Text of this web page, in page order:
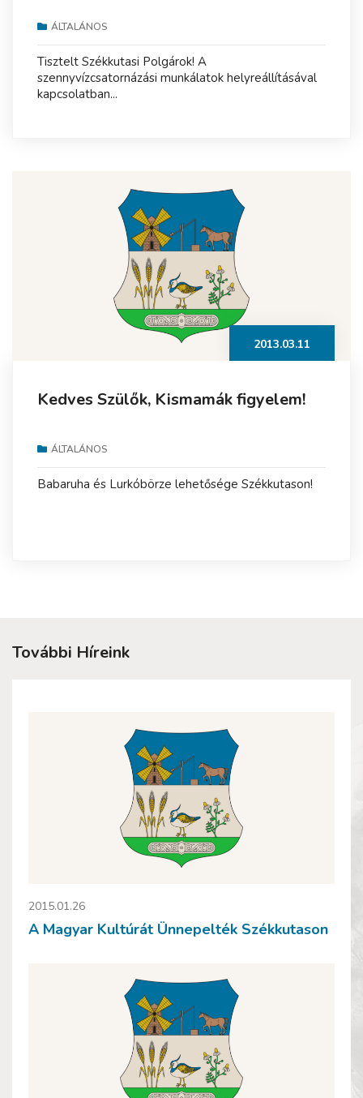
ÁLTALÁNOS
Tisztelt Székkutasi Polgárok! A
szennyvízcsatornázási munkálatok helyreállításával
kapcsolatban...
2013.03.11
Kedves Szülők, Kismamák figyelem!
ÁLTALÁNOS
Babaruha és Lurkóbörze lehetősége Székkutason!
További Híreink
2015.01.26
A Magyar Kultúrát Ünnepelték Székkutason